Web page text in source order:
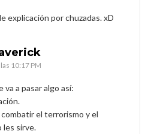
explicación por chuzadas. xD
10:17 PM
va a pasar algo así:
el terrorismo y el
les sirve.